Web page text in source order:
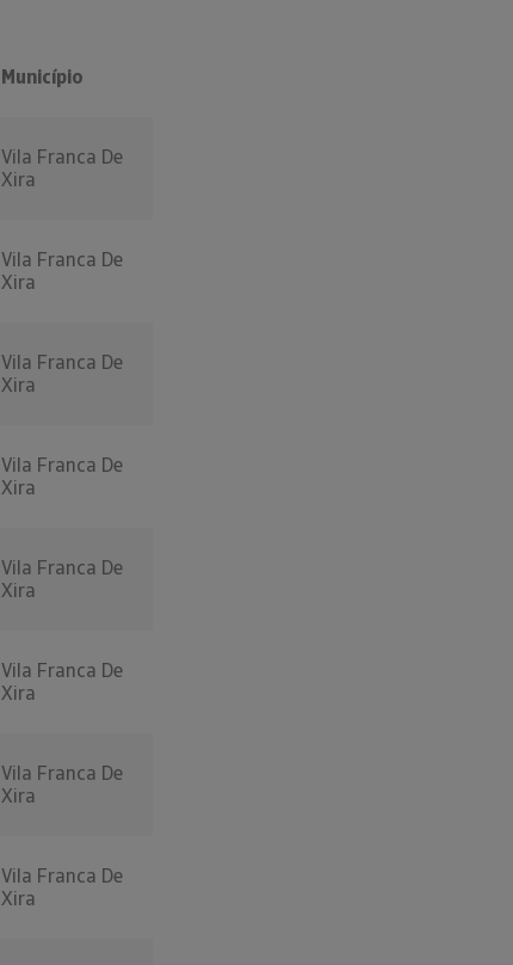
Município
Vila Franca De
Xira
Vila Franca De
Xira
Vila Franca De
Xira
Vila Franca De
Xira
Vila Franca De
Xira
Vila Franca De
Xira
Vila Franca De
Xira
Vila Franca De
Xira